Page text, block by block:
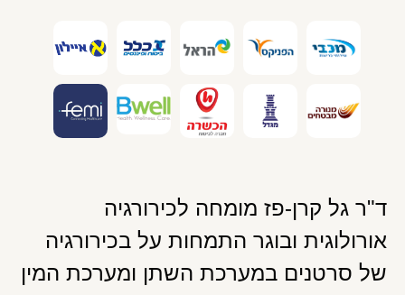
ד"ר גל קרן-פז מומחה לכירורגיה
אורולוגית ובוגר התמחות על בכירורגיה
של סרטנים במערכת השתן ומערכת המין